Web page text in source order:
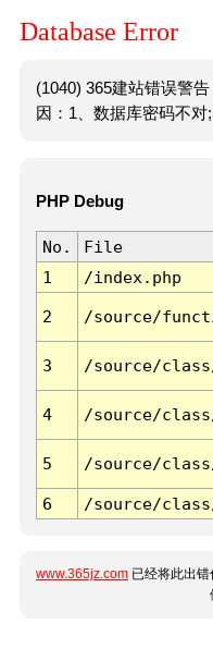
Database Error
(1040) 365建站错误警
因：1、数据库密码不对
PHP Debug
No. File
1
/index.php
2 /source/
3 /source/
4 /source/
5 /source/
6 /source/
www.365jz.com 已经将此出